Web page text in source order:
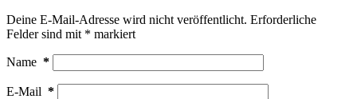
Deine E-Mail-Adresse wird nicht veröffentlicht. Erforderliche
Felder sind mit * markiert
Name *
E-Mail *